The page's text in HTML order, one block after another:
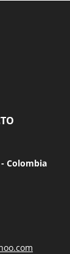
Colombia